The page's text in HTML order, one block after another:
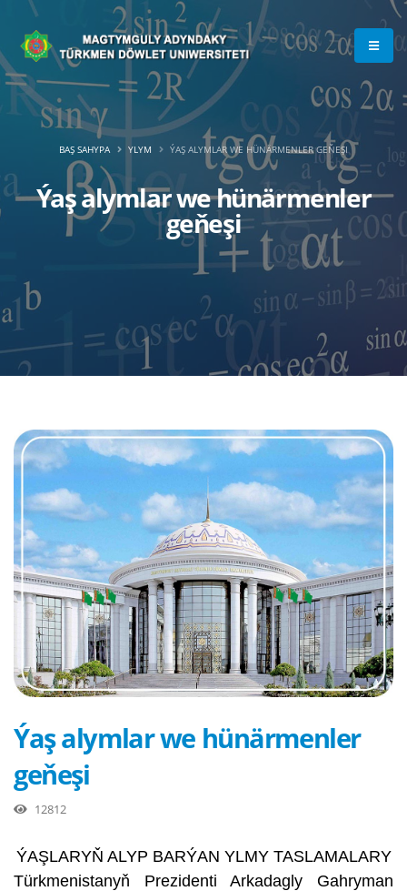
Ýaş alymlar we hünärmenler
geňeşi
BAŞ SAHYPA YLYM ÝAŞ ALYMLAR WE HÜNÄRMENLER GEŇEŞI
Ýaş alymlar we hünärmenler
geňeşi
12812
ÝAŞLARYŇ ALYP BARÝAN YLMY TASLAMALARY
Türkmenistanyň Prezidenti Arkadagly Gahryman